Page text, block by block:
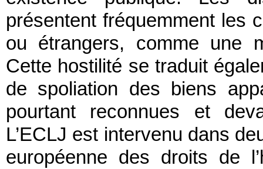
présentent fréquemment les
ou étrangers, comme une
Cette hostilité se traduit
de spoliation des biens
pourtant reconnues et
L’ECLJ est intervenu dans
européenne des droits de